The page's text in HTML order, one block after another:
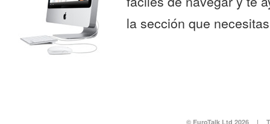
la sección que
© EuroTalk Ltd 2026 |